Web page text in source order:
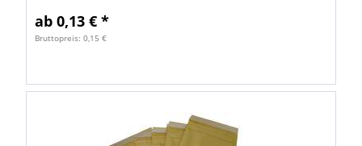
ab 0,13 € *
Bruttopreis: 0,15 €